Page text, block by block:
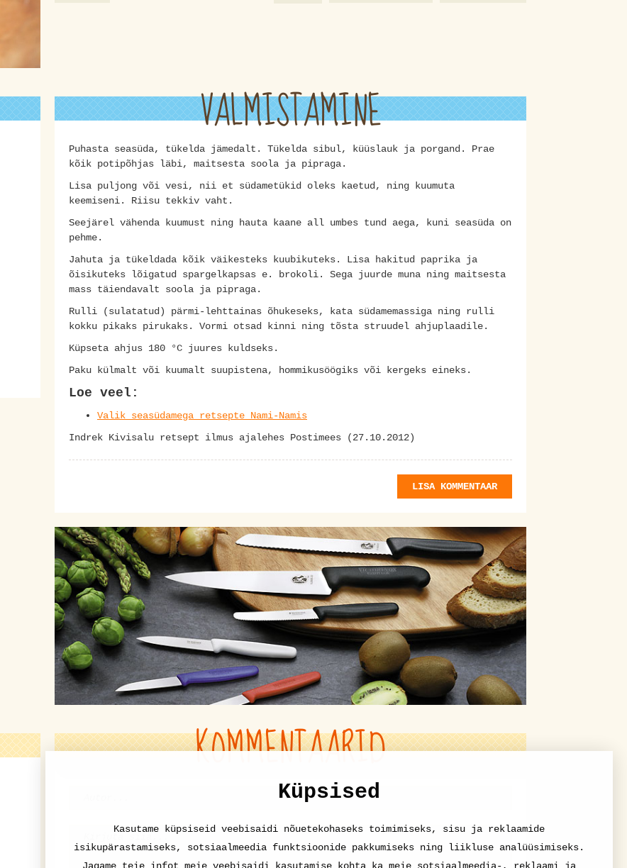
VALMISTAMINE
Puhasta seasüda, tükelda jämedalt. Tükelda sibul, küüslauk ja porgand. Prae
kõik potipõhjas läbi, maitsesta soola ja pipraga.
Lisa puljong või vesi, nii et südametükid oleks kaetud, ning kuumuta
keemiseni. Riisu tekkiv vaht.
Seejärel vähenda kuumust ning hauta kaane all umbes tund aega, kuni seasüda on
pehme.
Jahuta ja tükeldada kõik väikesteks kuubikuteks. Lisa hakitud paprika ja
õisikuteks lõigatud spargelkapsas e. brokoli. Sega juurde muna ning maitsesta
mass täiendavalt soola ja pipraga.
Rulli (sulatatud) pärmi-lehttainas õhukeseks, kata südamemassiga ning rulli
kokku pikaks pirukaks. Vormi otsad kinni ning tõsta struudel ahjuplaadile.
Küpseta ahjus 180 °C juures kuldseks.
Paku külmalt või kuumalt suupistena, hommikusöögiks või kergeks eineks.
Loe veel:
Valik seasüdamega retsepte Nami-Namis
Indrek Kivisalu retsept ilmus ajalehes Postimees (27.10.2012)
LISA KOMMENTAAR
KOMMENTAARID
Küpsised
Kasutame küpsiseid veebisaidi nõuetekohaseks toimimiseks, sisu ja reklaamide
isikupärastamiseks, sotsiaalmeedia funktsioonide pakkumiseks ning liikluse analüüsimiseks.